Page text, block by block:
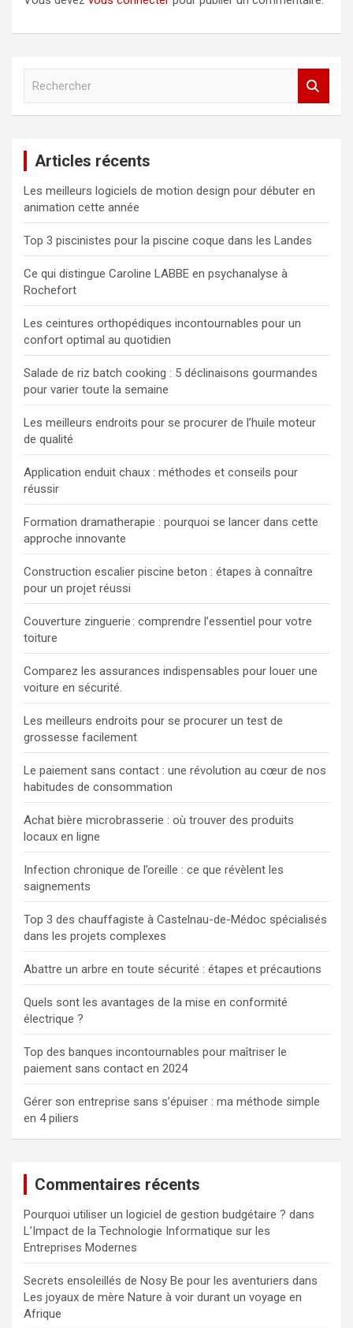
c
h
e
r
Articles récents
Les meilleurs logiciels de motion design pour débuter en
animation cette année
Top 3 piscinistes pour la piscine coque dans les Landes
Ce qui distingue Caroline LABBE en psychanalyse à
Rochefort
Les ceintures orthopédiques incontournables pour un
confort optimal au quotidien
Salade de riz batch cooking : 5 déclinaisons gourmandes
pour varier toute la semaine
Les meilleurs endroits pour se procurer de l’huile moteur
de qualité
Application enduit chaux : méthodes et conseils pour
réussir
Formation dramatherapie : pourquoi se lancer dans cette
approche innovante
Construction escalier piscine beton : étapes à connaître
pour un projet réussi
Couverture zinguerie : comprendre l’essentiel pour votre
toiture
Comparez les assurances indispensables pour louer une
voiture en sécurité.
Les meilleurs endroits pour se procurer un test de
grossesse facilement
Le paiement sans contact : une révolution au cœur de nos
habitudes de consommation
Achat bière microbrasserie : où trouver des produits
locaux en ligne
Infection chronique de l’oreille : ce que révèlent les
saignements
Top 3 des chauffagiste à Castelnau-de-Médoc spécialisés
dans les projets complexes
Abattre un arbre en toute sécurité : étapes et précautions
Quels sont les avantages de la mise en conformité
électrique ?
Top des banques incontournables pour maîtriser le
paiement sans contact en 2024
Gérer son entreprise sans s’épuiser : ma méthode simple
en 4 piliers
Commentaires récents
Pourquoi utiliser un logiciel de gestion budgétaire ? dans
L’Impact de la Technologie Informatique sur les
Entreprises Modernes
Secrets ensoleillés de Nosy Be pour les aventuriers dans
Les joyaux de mère Nature à voir durant un voyage en
Afrique